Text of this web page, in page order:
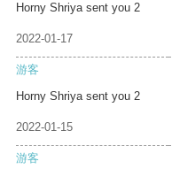
Horny Shriya sent you 2
2022-01-17
游客
Horny Shriya sent you 2
2022-01-15
游客